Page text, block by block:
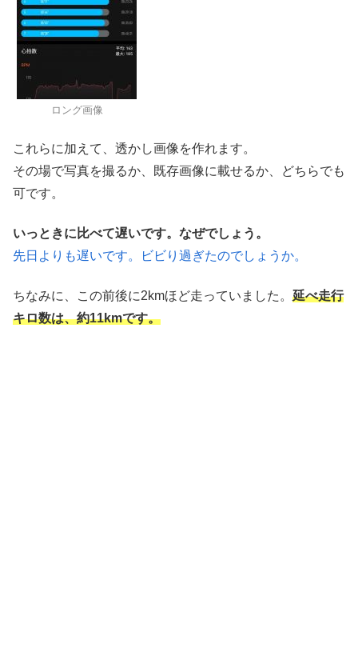
ロング画像
これらに加えて、透かし画像を作れます。
その場で写真を撮るか、既存画像に載せるか、どちらでも
可です。
いっときに比べて遅いです。なぜでしょう。
先日よりも遅いです。ビビり過ぎたのでしょうか。
ちなみに、この前後に2kmほど走っていました。 延べ走行
キロ数は、約11kmです。